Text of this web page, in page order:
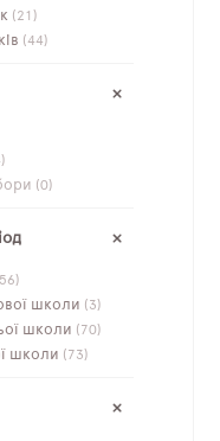
(21)
(44)
(0)
школи (3)
школи (70)
школи (73)